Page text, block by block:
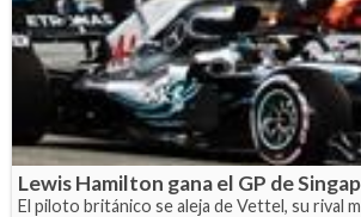
Lewis Hamilton gana el GP de
El piloto británico se aleja de Vettel, su rival